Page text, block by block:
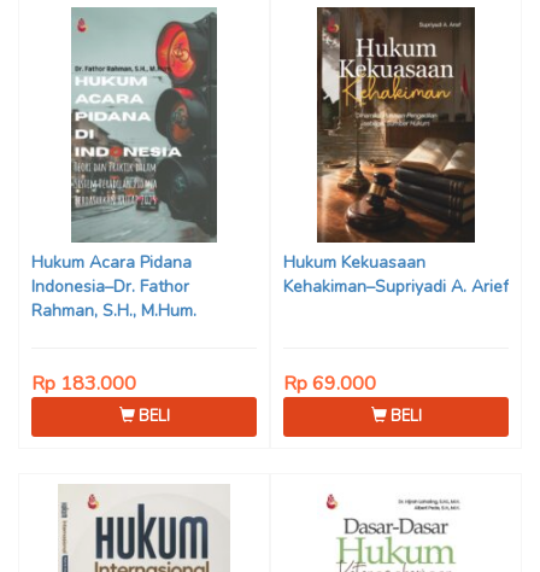
Hukum Acara Pidana
Indonesia–Dr. Fathor
Rahman, S.H., M.Hum.
Rp 183.000
BELI
Hukum Kekuasaan
Kehakiman–Supriyadi A. Arief
Rp 69.000
BELI